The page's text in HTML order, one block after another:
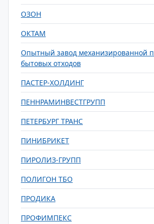
ОЗОН
ОКТАМ
Опытный завод механизированной
бытовых отходов
ПАСТЕР-ХОЛДИНГ
ПЕННРАМИНВЕСТГРУПП
ПЕТЕРБУРГ ТРАНС
ПИНИБРИКЕТ
ПИРОЛИЗ-ГРУПП
ПОЛИГОН ТБО
ПРОДИКА
ПРОФИМПЕКС